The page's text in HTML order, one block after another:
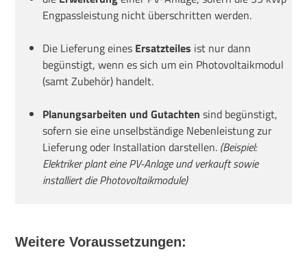
Engpassleistung nicht überschritten werden.
Die Lieferung eines Ersatzteiles ist nur dann
begünstigt, wenn es sich um ein Photovoltaikmodul
(samt Zubehör) handelt.
Planungsarbeiten und Gutachten sind begünstigt,
sofern sie eine unselbständige Nebenleistung zur
Lieferung oder Installation darstellen. (Beispiel:
Elektriker plant eine PV-Anlage und verkauft sowie
installiert die Photovoltaikmodule)
Weitere Voraussetzungen: